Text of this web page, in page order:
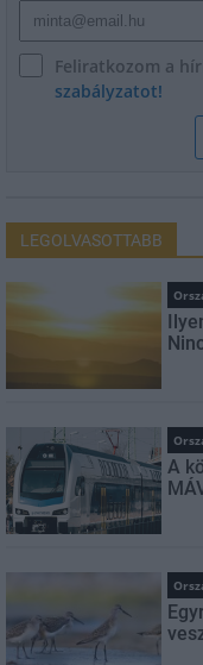
Feliratkozom a
szabályzatot!
LEGOLVASOTTABB
A